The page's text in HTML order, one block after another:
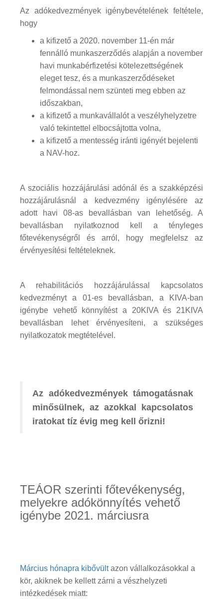
Az adókedvezmények igénybevételének feltétele,
hogy
a kifizető a 2020. november 11-én már
fennálló munkaszerződés alapján a november
havi munkabérfizetési kötelezettségének
eleget tesz, és a munkaszerződéseket
felmondással nem szünteti meg ebben az
időszakban,
a kifizető a munkavállalót a veszélyhelyzetre
való tekintettel elbocsájtotta volna,
a kifizető a mentesség iránti igényét bejelenti
a NAV-hoz.
A szociális hozzájárulási adónál és a szakképzési
hozzájárulásnál a kedvezmény igénylésére az
adott havi 08-as bevallásban van lehetőség. A
bevallásban nyilatkoznod kell a tényleges
főtevékenységről és arról, hogy megfelelsz az
érvényesítési feltételeknek.
A rehabilitációs hozzájárulással kapcsolatos
kedvezményt a 01-es bevallásban, a KIVA-ban
igénybe vehető könnyítést a 20KIVA és 21KIVA
bevallásban lehet érvényesíteni, a szükséges
nyilatkozatok megtételével.
Az adókedvezmények támogatásnak
minősülnek, az azokkal kapcsolatos
iratokat tíz évig meg kell őrizni!
TEÁOR szerinti főtevékenység,
melyekre adókönnyítés vehető
igénybe 2021. márciusra
Március hónapra kibővültazon vállalkozásokkal a
kör, akiknek be kellett zárni a vészhelyzeti
intézkedések miatt: